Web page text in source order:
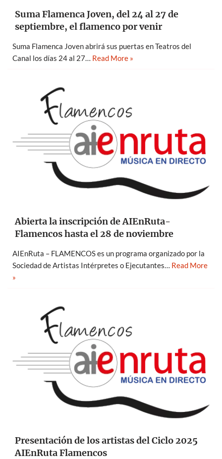
Suma Flamenca Joven, del 24 al 27 de
septiembre, el flamenco por venir
Suma Flamenca Joven abrirá sus puertas en Teatros del
Canal los días 24 al 27… Read More »
Abierta la inscripción de AIEnRuta-
Flamencos hasta el 28 de noviembre
AIEnRuta – FLAMENCOS es un programa organizado por la
Sociedad de Artistas Intérpretes o Ejecutantes… Read More
»
Presentación de los artistas del Ciclo 2025
AIEnRuta Flamencos